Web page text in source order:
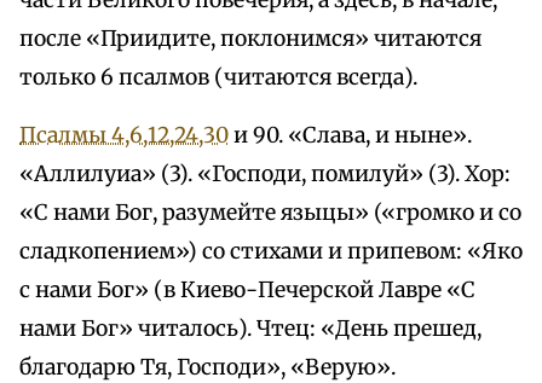
после «Приидите, поклонимся» читаются
только 6 псалмов (читаются всегда).
Псалмы 4,6,12,24,30и 90. «Слава, и ныне».
«Аллилуиа» (3). «Господи, помилуй» (3). Хор:
«С нами Бог, разумейте языцы» («громко и со
сладкопением») со стихами и припевом: «Яко
с нами Бог» (в Киево-Печерской Лавре «С
нами Бог» читалось). Чтец: «День прешед,
благодарю Тя, Господи», «Верую».